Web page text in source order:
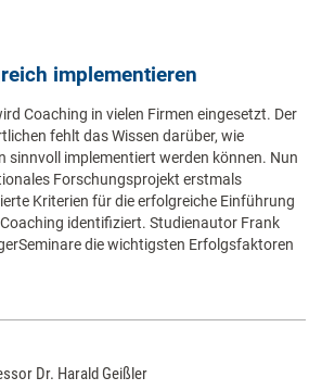
implementieren
Coaching in vielen Firmen eingesetzt. Der
fehlt das Wissen darüber, wie
sinnvoll implementiert werden können. Nun
Forschungsprojekt erstmals
Kriterien für die erfolgreiche Einführung
identifiziert. Studienautor Frank
die wichtigsten Erfolgsfaktoren
Dr. Harald Geißler